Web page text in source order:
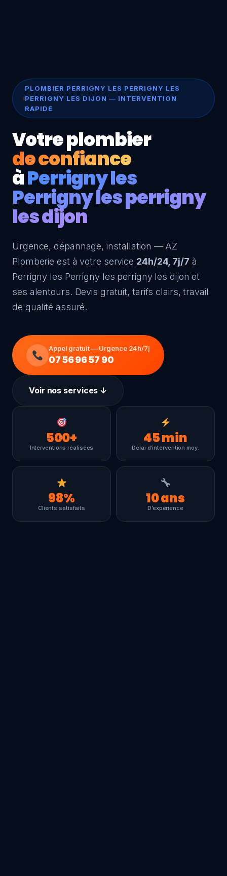
PLOMBIER PERRIGNY LES PERRIGNY LES
PERRIGNY LES DIJON — INTERVENTION
RAPIDE
Votre plombier
de confiance
àPerrigny les
Perrigny les perrigny
les dijon
Urgence, dépannage, installation — AZ
Plomberie est à votre service 24h/24, 7j/7 à
Perrigny les Perrigny les perrigny les dijon et
ses alentours. Devis gratuit, tarifs clairs, travail
de qualité assuré.
Appel gratuit — Urgence 24h/7j
07 56 96 57 90
Voir nos services ↓
500+
Interventions réalisées
45min
Délai d’intervention moy.
98%
Clients satisfaits
10ans
D’expérience